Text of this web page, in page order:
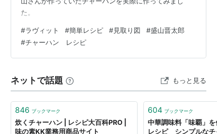
た。
#ラヴィット #簡単レシピ #見取り図 #盛山晋太郎
#チャーハン レシピ
ネットで話題 もっと見る
846 ブックマーク
炊くチャーハン | レシピ大百科PRO |
味の素KK業務用商品サイト
604 ブックマーク
中華調味料「味覇」
レシピ シンプルなチ